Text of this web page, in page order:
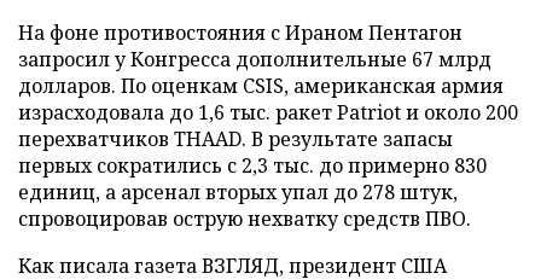
На фоне противостояния с Ираном Пентагон
запросил у Конгресса дополнительные 67 млрд
долларов. По оценкам CSIS, американская армия
израсходовала до 1,6 тыс. ракет Patriot и около 200
перехватчиков THAAD. В результате запасы
первых сократились с 2,3 тыс. до примерно 830
единиц, а арсенал вторых упал до 278 штук,
спровоцировав острую нехватку средств ПВО.
Как писала газета ВЗГЛЯД, президент США